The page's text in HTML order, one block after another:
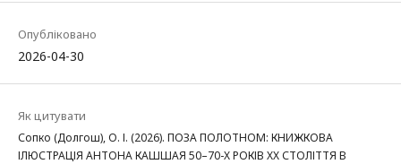
Опубліковано
2026-04-30
Як цитувати
Сопко (Долгош), О. І. (2026). ПОЗА ПОЛОТНОМ: КНИЖКОВА
ІЛЮСТРАЦІЯ АНТОНА КАШШАЯ 50–70-Х РОКІВ ХХ СТОЛІТТЯ В